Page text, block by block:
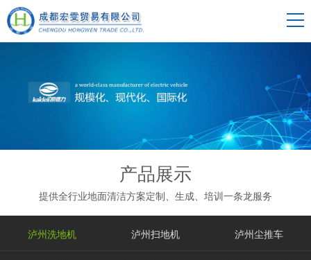
产品展示
提供全行业地面清洁方案定制、生成、培训一条龙服务
泸州洗地机 泸州扫地机 泸州尘推车